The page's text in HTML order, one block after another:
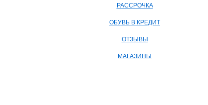
РАССРОЧКА
ОБУВЬ В КРЕДИТ
ОТЗЫВЫ
МАГАЗИНЫ